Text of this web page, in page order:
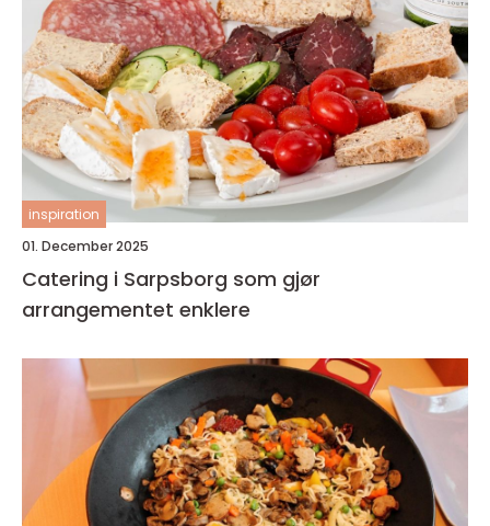
inspiration
01. December 2025
Catering i Sarpsborg som gjør
arrangementet enklere